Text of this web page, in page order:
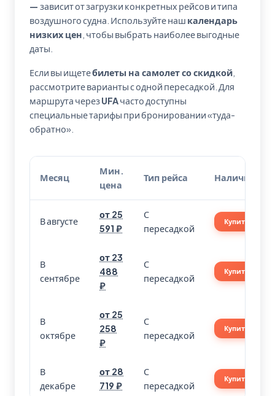
— зависит от загрузки конкретных рейсов и типа
воздушного судна. Используйте наш календарь
низких цен , чтобы выбрать наиболее выгодные
даты.
Если вы ищетебилеты на самолет со скидкой
рассмотрите варианты с одной пересадкой. Для
маршрута черезUFAчасто доступны
специальные тарифы при бронировании «туда-
обратно».
Месяц
Мин.
цена
Тип рейса Наличие
В августе
от 25
591 ₽
С
пересадкой
Купить
В
сентябре
от 23
488
₽
С
пересадкой
Купить
В
октябре
от 25
258
₽
С
пересадкой
Купить
В
декабре
от 28
719 ₽
С
пересадкой
Купить